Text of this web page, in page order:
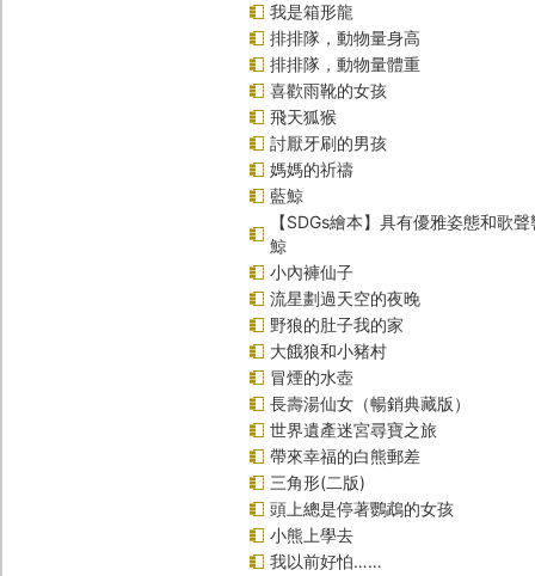
我是箱形龍
排排隊，動物量身高
排排隊，動物量體重
喜歡雨靴的女孩
飛天狐猴
討厭牙刷的男孩
媽媽的祈禱
藍鯨
【SDGs繪本】具有優雅姿態和歌
鯨
小內褲仙子
流星劃過天空的夜晚
野狼的肚子我的家
大餓狼和小豬村
冒煙的水壺
長壽湯仙女（暢銷典藏版）
世界遺產迷宮尋寶之旅
帶來幸福的白熊郵差
三角形(二版)
頭上總是停著鸚鵡的女孩
小熊上學去
我以前好怕……